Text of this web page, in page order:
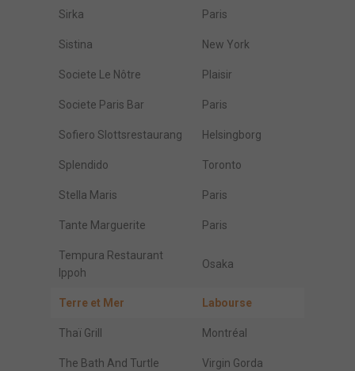
Sirka Paris
Sistina New York
Societe Le Nôtre Plaisir
Societe Paris Bar Paris
Sofiero Slottsrestaurang Helsingborg
Splendido Toronto
Stella Maris Paris
Tante Marguerite Paris
Tempura Restaurant
Ippoh
Osaka
Terre et Mer Labourse
Thaï Grill Montréal
The Bath And Turtle Virgin Gorda